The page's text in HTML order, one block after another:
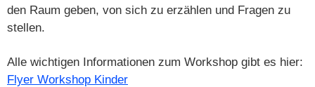
den Raum geben, von sich zu erzählen und Fragen zu
stellen.
Alle wichtigen Informationen zum Workshop gibt es hier:
Flyer Workshop Kinder